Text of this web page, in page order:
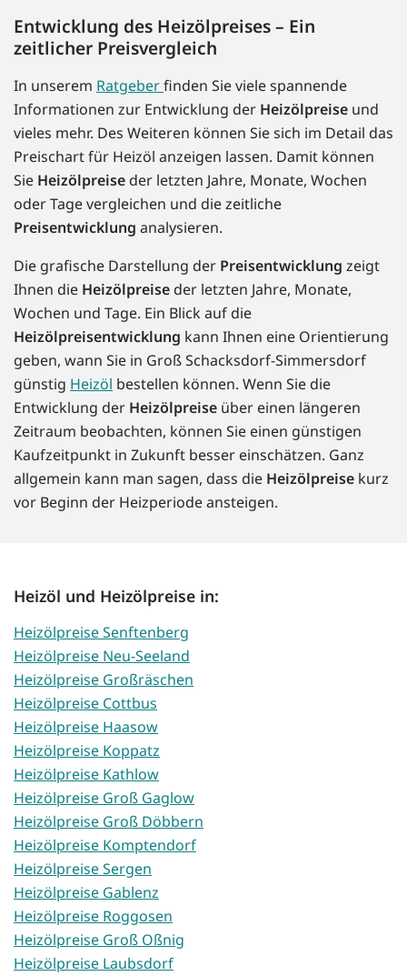
Entwicklung des Heizölpreises – Ein
zeitlicher Preisvergleich
In unserem Ratgeberfinden Sie viele spannende
Informationen zur Entwicklung der Heizölpreise und
vieles mehr. Des Weiteren können Sie sich im Detail das
Preischart für Heizöl anzeigen lassen. Damit können
Sie Heizölpreise der letzten Jahre, Monate, Wochen
oder Tage vergleichen und die zeitliche
Preisentwicklung analysieren.
Die grafische Darstellung der Preisentwicklung zeigt
Ihnen die Heizölpreise der letzten Jahre, Monate,
Wochen und Tage. Ein Blick auf die
Heizölpreisentwicklung kann Ihnen eine Orientierung
geben, wann Sie in Groß Schacksdorf-Simmersdorf
günstig Heizöl bestellen können. Wenn Sie die
Entwicklung der Heizölpreise über einen längeren
Zeitraum beobachten, können Sie einen günstigen
Kaufzeitpunkt in Zukunft besser einschätzen. Ganz
allgemein kann man sagen, dass die Heizölpreise kurz
vor Beginn der Heizperiode ansteigen.
Heizöl und Heizölpreise in:
Heizölpreise Senftenberg
Heizölpreise Neu-Seeland
Heizölpreise Großräschen
Heizölpreise Cottbus
Heizölpreise Haasow
Heizölpreise Koppatz
Heizölpreise Kathlow
Heizölpreise Groß Gaglow
Heizölpreise Groß Döbbern
Heizölpreise Komptendorf
Heizölpreise Sergen
Heizölpreise Gablenz
Heizölpreise Roggosen
Heizölpreise Groß Oßnig
Heizölpreise Laubsdorf